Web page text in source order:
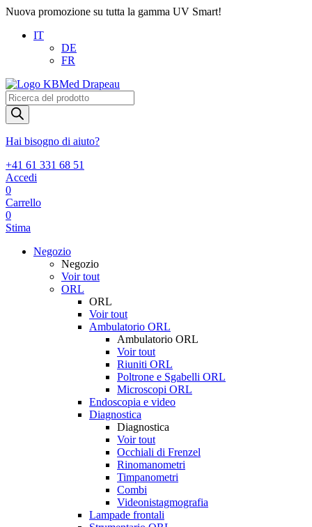
Nuova promozione su tutta la gamma UV Smart!
IT
DE
FR
Products
search
Hai bisogno di aiuto?
+41 61 331 68 51
Accedi
0
Carrello
0
Stima
Negozio
Negozio
Voir tout
ORL
ORL
Voir tout
Ambulatorio ORL
Ambulatorio ORL
Voir tout
Riuniti ORL
Poltrone e Sgabelli ORL
Microscopi ORL
Endoscopia e video
Diagnostica
Diagnostica
Voir tout
Occhiali di Frenzel
Rinomanometri
Timpanometri
Combi
Videonistagmografia
Lampade frontali